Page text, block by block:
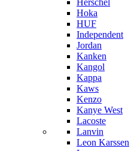
Hersсhel
Hoka
HUF
Independent
Jordan
Kanken
Kangol
Kappa
Kaws
Kenzo
Kanye West
Lacoste
Lanvin
Leon Karssen